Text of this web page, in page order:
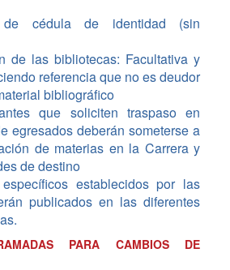
de cédula de identidad (sin
de las bibliotecas: Facultativa y
referencia que no es deudor
bibliográfico
que soliciten traspaso en
egresados deberán someterse a
de materias en la Carrera y
de destino
establecidos por las
publicados en las diferentes
PARA CAMBIOS DE